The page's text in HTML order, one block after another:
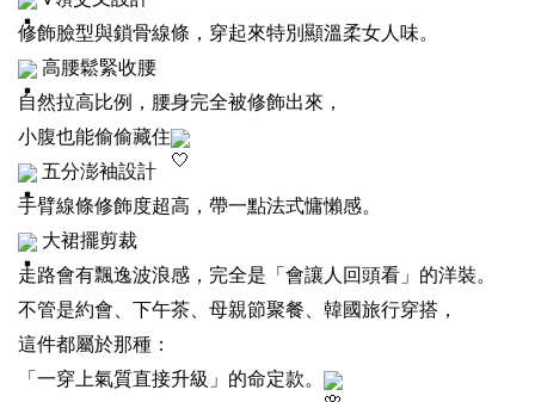
修飾臉型與鎖骨線條，穿起來特別顯溫柔女人味。
高腰鬆緊收腰
自然拉高比例，腰身完全被修飾出來，
小腹也能偷偷藏住
五分澎袖設計
手臂線條修飾度超高，帶一點法式慵懶感。
大裙擺剪裁
走路會有飄逸波浪感，完全是「會讓人回頭看」的洋裝。
不管是約會、下午茶、母親節聚餐、韓國旅行穿搭，
這件都屬於那種：
「一穿上氣質直接升級」的命定款。